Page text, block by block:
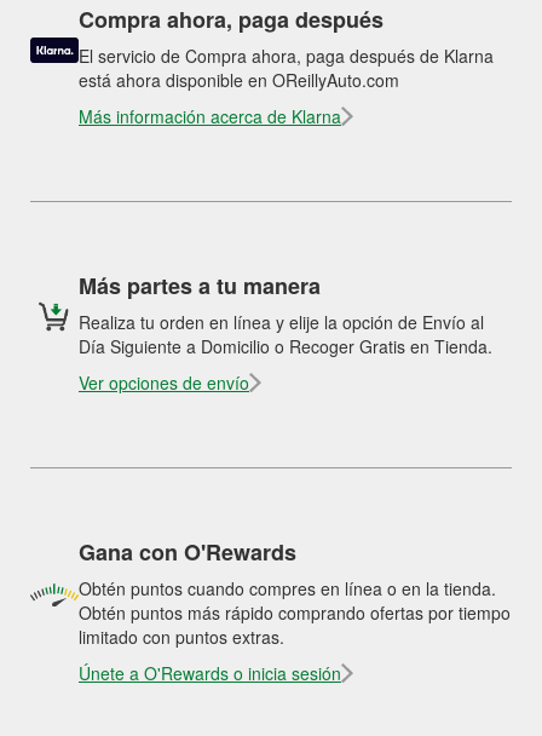
Compra ahora, paga después
El servicio de Compra ahora, paga después de Klarna
está ahora disponible en OReillyAuto.com
Más información acerca de Klarna
Más partes a tu manera
Realiza tu orden en línea y elije la opción de Envío al
Día Siguiente a Domicilio o Recoger Gratis en Tienda.
Ver opciones de envío
Gana con O'Rewards
Obtén puntos cuando compres en línea o en la tienda.
Obtén puntos más rápido comprando ofertas por tiempo
limitado con puntos extras.
Únete a O'Rewards o inicia sesión